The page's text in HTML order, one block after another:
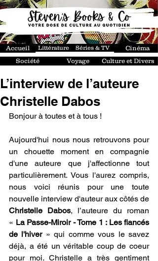
Cinéma
Culture et Divers
Séries & TV
Voyage
Société
Accueil Littérature
L’interview de l’auteure
Christelle Dabos
Bonjour à toutes et à tous !
Aujourd'hui nous nous retrouvons pour
un chouette moment en compagnie
d'une auteure que j'affectionne tout
particulièrement. Vous l'aurez compris,
nous voici réunis pour une toute
Christelle Dabos, l’auteure du roman
« La Passe-Miroir - Tome 1 : Les fiancés
de l'hiver » qui comme vous le savez
déjà, a été un véritable coup de coeur
pour moi. Christelle a très gentiment